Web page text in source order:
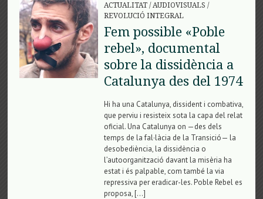
ACTUALITAT/AUDIOVISUALS /
REVOLUCIÓ INTEGRAL
Fem possible «Poble
rebel», documental
sobre la dissidència a
Catalunya des del 1974
Hi ha una Catalunya, dissident i combativa,
que perviu i resisteix sota la capa del relat
oficial. Una Catalunya on —des dels
temps de la fal·làcia de la Transició— la
desobediència, la dissidència o
l’autoorganització davant la misèria ha
estat i és palpable, com també la via
repressiva per eradicar-les. Poble Rebel es
proposa, […]